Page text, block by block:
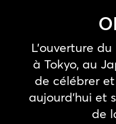
L’ouverture
à Tokyo, au
de célébrer
aujourd’hui et
de